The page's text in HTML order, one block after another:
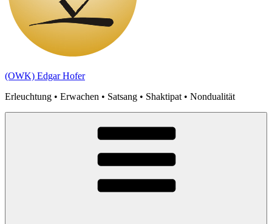
(OWK) Edgar Hofer
Erleuchtung • Erwachen • Satsang • Shaktipat • Nondualität